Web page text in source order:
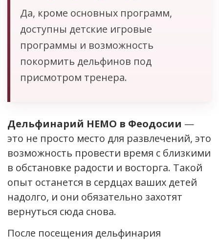
Да, кроме основных программ,
доступны детские игровые
программы и возможность
покормить дельфинов под
присмотром тренера.
Дельфинарий НЕМО в Феодосии —
это не просто место для развлечений, это
возможность провести время с близкими
в обстановке радости и восторга. Такой
опыт останется в сердцах ваших детей
надолго, и они обязательно захотят
вернуться сюда снова.
После посещения дельфинария